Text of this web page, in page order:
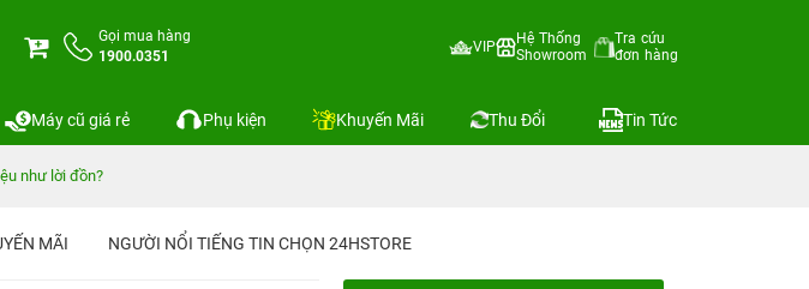
Gọi mua hàng
1900.0351
VIP
Hệ Thống
Showroom
Tra cứu
đơn hàng
Máy cũ giá rẻ Phụ kiện Khuyến Mãi Thu Đổi Tin Tức
như lời đồn?
MÃI NGƯỜI NỔI TIẾNG TIN CHỌN 24HSTORE